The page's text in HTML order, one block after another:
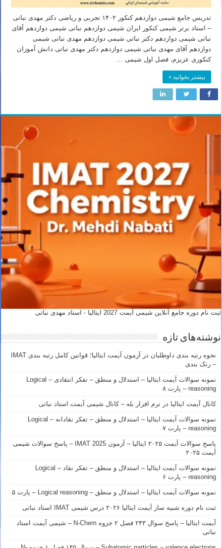
تدریس جامع شیمی دوازدهم کنکور ۱۴۰۲ تجربی و ریاضی دکتر مهدی نباتی
– استاد برتر شیمی کنکور ایران شیمی دوازدهم نباتی شیمی دوازدهم آقای
نباتی شیمی دوازدهم دکتر نباتی شیمی دوازدهم مهدی نباتی شیمی
دوازدهم آقای مهدی نباتی شیمی دوازدهم دکتر مهدی نباتی دانش آموزان
کنکوری عزیزم، فصل اول شیمی …
بیشتر بخوانید »
ثبت نام دوره جامع آنلاین شیمی آیمت 2027 ایتالیا - استاد مهدی نباتی
نوشته‌های تازه
نحوه رتبه بندی داوطلبان در آزمون آیمت ایتالیا؛ قوانین کامل رتبه بندی IMAT
– رنک بندی
نمونه سوالات آیمت ایتالیا – استدلال و منطق – تفکر انتقادی – Logical
reasoning – پارت ۸
کانال آیمت ایتالیا در نرم افزار بله – کانال شیمی آیمت استاد نباتی
نمونه سوالات آیمت ایتالیا – استدلال و منطق – تفکر نقادانه – Logical
reasoning – پارت ۷
پاسخ سوالات آیمت ۲۰۲۵ ایتالیا – آزمون IMAT 2025 – پاسخ سوالات شیمی
آیمت ۲۰۲۵
نمونه سوالات آیمت ایتالیا – استدلال و منطق – تفکر نقاد – Logical
reasoning – پارت ۶
نمونه سوالات آیمت ایتالیا – استدلال و منطق – Logical reasoning – پارت ۵
ثبت نام دوره شبیه ساز آیمت ایتالیا ۲۰۲۶ درس شیمی IMAT استاد نباتی
آیمت ایتالیا – پاسخ سوال ۲۴۳ فصل ۲ جزوه N-Chem – شیمی آیمت استاد
نباتی